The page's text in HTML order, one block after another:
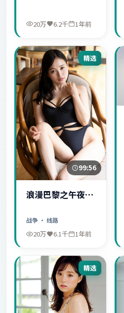
20万 6.2千 1年前
精选
99:56
浪漫巴黎之午夜惊
战争 · 线路
20万 6.1千 1年前
精选